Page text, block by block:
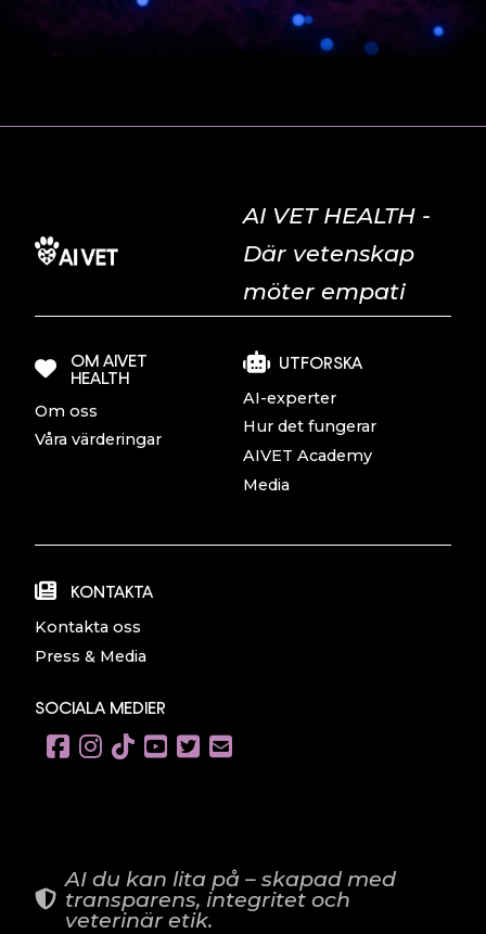
AI VET HEALTH -
Där vetenskap
möter empati
OM AIVET
HEALTH
Om oss
Våra värderingar
UTFORSKA
AI-experter
Hur det fungerar
AIVET Academy
Media
KONTAKTA
Kontakta oss
Press & Media
SOCIALA MEDIER
AI du kan lita på – skapad med
transparens, integritet och
veterinär etik.